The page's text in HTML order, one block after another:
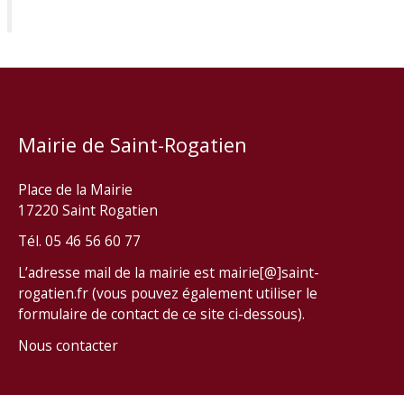
Mairie de Saint-Rogatien
Place de la Mairie
17220 Saint Rogatien
Tél. 05 46 56 60 77
L’adresse mail de la mairie est mairie[@]saint-
rogatien.fr (vous pouvez également utiliser le
formulaire de contact de ce site ci-dessous).
Nous contacter